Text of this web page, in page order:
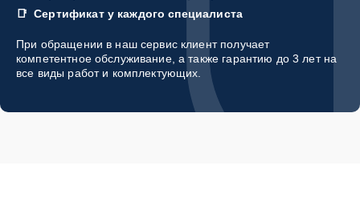
Сертификат у каждого специалиста
При обращении в наш сервис клиент получает
компетентное обслуживание, а также гарантию до 3 лет на
все виды работ и комплектующих.